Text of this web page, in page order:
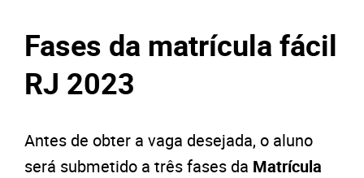
Fases da matrícula fácil
RJ 2023
Antes de obter a vaga desejada, o aluno
será submetido a três fases da Matrícula